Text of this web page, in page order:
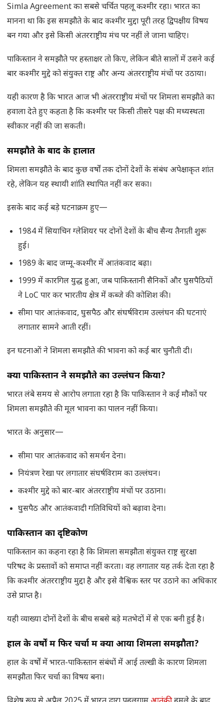
Simla Agreement का सबसे चर्चित पहलू कश्मीर रहा। भारत का
मानना था कि इस समझौते के बाद कश्मीर मुद्दा पूरी तरह द्विपक्षीय विषय
बन गया और इसे किसी अंतरराष्ट्रीय मंच पर नहीं ले जाना चाहिए।
पाकिस्तान ने समझौते पर हस्ताक्षर तो किए, लेकिन बीते सालों में उसने कई
बार कश्मीर मुद्दे को संयुक्त राष्ट्र और अन्य अंतरराष्ट्रीय मंचों पर उठाया।
यही कारण है कि भारत आज भी अंतरराष्ट्रीय मंचों पर शिमला समझौते का
हवाला देते हुए कहता है कि कश्मीर पर किसी तीसरे पक्ष की मध्यस्थता
स्वीकार नहीं की जा सकती।
समझौते के बाद के हालात
शिमला समझौते के बाद कुछ वर्षों तक दोनों देशों के संबंध अपेक्षाकृत शांत
रहे, लेकिन यह स्थायी शांति स्थापित नहीं कर सका।
इसके बाद कई बड़े घटनाक्रम हुए—
1984 में सियाचिन ग्लेशियर पर दोनों देशों के बीच सैन्य तैनाती शुरू
हुई।
1989 के बाद जम्मू-कश्मीर में आतंकवाद बढ़ा।
1999 में कारगिल युद्ध हुआ, जब पाकिस्तानी सैनिकों और घुसपैठियों
ने LoC पार कर भारतीय क्षेत्र में कब्जे की कोशिश की।
सीमा पार आतंकवाद, घुसपैठ और संघर्षविराम उल्लंघन की घटनाएं
लगातार सामने आती रहीं।
इन घटनाओं ने शिमला समझौते की भावना को कई बार चुनौती दी।
क्या पाकिस्तान ने समझौते का उल्लंघन किया?
भारत लंबे समय से आरोप लगाता रहा है कि पाकिस्तान ने कई मौकों पर
शिमला समझौते की मूल भावना का पालन नहीं किया।
भारत के अनुसार—
सीमा पार आतंकवाद को समर्थन देना।
नियंत्रण रेखा पर लगातार संघर्षविराम का उल्लंघन।
कश्मीर मुद्दे को बार-बार अंतरराष्ट्रीय मंचों पर उठाना।
घुसपैठ और आतंकवादी गतिविधियों को बढ़ावा देना।
पाकिस्तान का दृष्टिकोण
पाकिस्तान का कहना रहा है कि शिमला समझौता संयुक्त राष्ट्र सुरक्षा
परिषद के प्रस्तावों को समाप्त नहीं करता। वह लगातार यह तर्क देता रहा है
कि कश्मीर अंतरराष्ट्रीय मुद्दा है और इसे वैश्विक स्तर पर उठाने का अधिकार
उसे प्राप्त है।
यही व्याख्या दोनों देशों के बीच सबसे बड़े मतभेदों में से एक बनी हुई है।
हाल के वर्षों में फिर चर्चा में क्यों आया शिमला समझौता?
हाल के वर्षों में भारत-पाकिस्तान संबंधों में आई तल्खी के कारण शिमला
समझौता फिर चर्चा का विषय बना।